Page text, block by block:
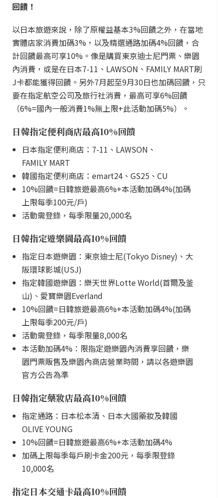
回饋！
以日本旅遊來說，除了原權益基本3%回饋之外，在當地
實體店家消費加碼3%，以及精選通路加碼4%回饋，合
計回饋最高可享10%。像是購買東京迪士尼門票、樂園
內消費，或是在日本7-11、LAWSON、FAMILY MART刷
J卡都能獲得回饋。另外7月起至9月30日也加碼回饋，只
要在指定航空公司及旅行社消費，最高可享6%回饋
（6%=國內一般消費1%無上限+此活動加碼5%）。
日韓指定便利商店最高10%回饋
日本指定便利商店：7-11、LAWSON、
FAMILY MART
韓國指定便利商店：emart24、GS25、CU
10%回饋=日韓旅遊最高6%+本活動加碼4%(加碼
上限每季100元/戶)
活動需登錄，每季限量20,000名
日韓指定遊樂園最高10%回饋
指定日本遊樂園：東京迪士尼(Tokyo Disney)、大
阪環球影城(USJ)
指定韓國遊樂園：樂天世界Lotte World(首爾及釜
山)、愛寶樂園Everland
10%回饋=日韓旅遊最高6%+本活動加碼4%(加碼
上限每季200元/戶)
活動需登錄，每季限量8,000名
本活動加碼4%：限指定遊樂園內消費享回饋，樂
園門票販售及樂園內商店營業時間，請以各遊樂園
官方公告為準
日韓指定藥妝店最高10%回饋
指定通路：日本松本清、日本大國藥妝及韓國
OLIVE YOUNG
10%回饋=日韓旅遊最高6%+本活動加碼4%
加碼上限每季每戶刷卡金200元，每季限登錄
10,000名
指定日本交通卡最高10%回饋